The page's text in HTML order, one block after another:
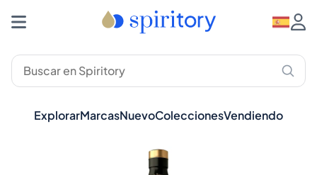
ExplorarMarcasNuevoColeccionesVendiendo